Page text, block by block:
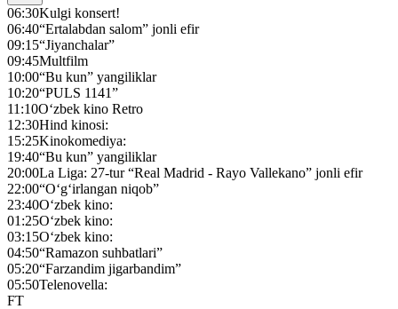
06:30Kulgi konsert!
06:40“Ertalabdan salom” jonli efir
09:15“Jiyanchalar”
09:45Multfilm
10:00“Bu kun” yangiliklar
10:20“PULS 1141”
11:10O‘zbek kino Retro
12:30Hind kinosi:
15:25Kinokomediya:
19:40“Bu kun” yangiliklar
20:00La Liga: 27-tur “Real Madrid - Rayo Vallekano” jonli efir
22:00“O‘g‘irlangan niqob”
23:40O‘zbek kino:
01:25O‘zbek kino:
03:15O‘zbek kino:
04:50“Ramazon suhbatlari”
05:20“Farzandim jigarbandim”
05:50Telenovella:
FT